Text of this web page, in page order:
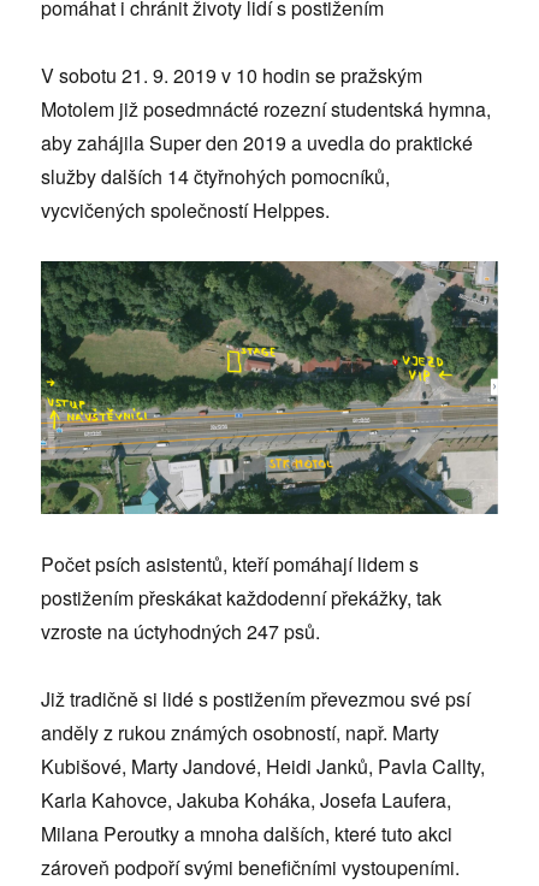
pomáhat i chránit životy lidí s postižením
V sobotu 21. 9. 2019 v 10 hodin se pražským
Motolem již posedmnácté rozezní studentská hymna,
aby zahájila Super den 2019 a uvedla do praktické
služby dalších 14 čtyřnohých pomocníků,
vycvičených společností Helppes.
Počet psích asistentů, kteří pomáhají lidem s
postižením přeskákat každodenní překážky, tak
vzroste na úctyhodných 247 psů.
Již tradičně si lidé s postižením převezmou své psí
anděly z rukou známých osobností, např. Marty
Kubišové, Marty Jandové, Heidi Janků, Pavla Callty,
Karla Kahovce, Jakuba Koháka, Josefa Laufera,
Milana Peroutky a mnoha dalších, které tuto akci
zároveň podpoří svými benefičními vystoupeními.